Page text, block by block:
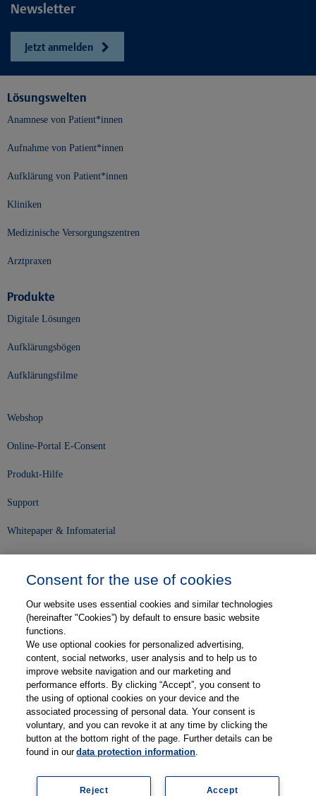
Newsletter
Jetzt anmelden
Lösungswelten
Anamnese von Patient*innen
Aufnahme von Patient*innen
Aufklärung von Patient*innen
Kliniken
Medizinische Versorgungszentren
Arztpraxen
Produkte
Digitale Lösungen
Aufklärungsbögen
Aufklärungsfilme
Webshop
Online-Portal E-Consent
Produkt-Hilfe
Support
Whitepaper & Infomaterial
Karriere
Kontakt
Web-Semniare
Anwenderberichte
Partner
Consent for the use of cookies
Our website uses essential cookies and similar technologies
(hereinafter "Cookies”) by default to ensure basic website
functions.
We use optional cookies for personalized advertising,
content, social networks, user analysis and to help us to
improve website navigation and our marketing and
performance efforts. By clicking “Accept”, you consent to
the using of optional cookies on your device and the
associated processing of personal data. Your consent is
voluntary, and you can revoke it at any time by clicking the
button at the bottom right of the page. Further details can be
found in ourdata protection information.
Accept
Reject